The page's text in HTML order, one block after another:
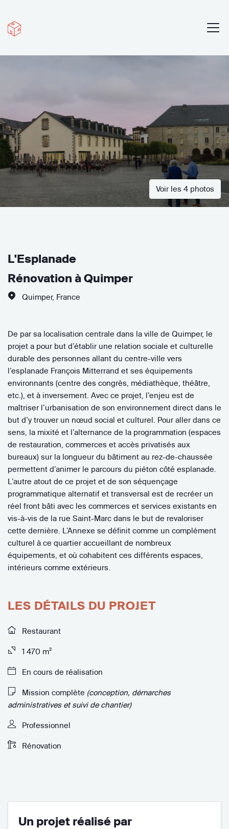
Voir les 4 photos
L'Esplanade
Rénovation à Quimper
Quimper, France
De par sa localisation centrale dans la ville de Quimper, le
projet a pour but d’établir une relation sociale et culturelle
durable des personnes allant du centre-ville vers
l’esplanade François Mitterrand et ses équipements
environnants (centre des congrès, médiathèque, théâtre,
etc.), et à inversement. Avec ce projet, l’enjeu est de
maîtriser l’urbanisation de son environnement direct dans le
but d’y trouver un nœud social et culturel. Pour aller dans ce
sens, la mixité et l’alternance de la programmation (espaces
de restauration, commerces et accès privatisés aux
bureaux) sur la longueur du bâtiment au rez-de-chaussée
permettent d’animer le parcours du piéton côté esplanade.
L’autre atout de ce projet et de son séquençage
programmatique alternatif et transversal est de recréer un
réel front bâti avec les commerces et services existants en
vis-à-vis de la rue Saint-Marc dans le but de revaloriser
cette dernière. L’Annexe se définit comme un complément
culturel à ce quartier accueillant de nombreux
équipements, et où cohabitent ces différents espaces,
intérieurs comme extérieurs.
LES DÉTAILS DU PROJET
Restaurant
1 470 m²
En cours de réalisation
Mission complète (conception, démarches
administratives et suivi de chantier)
Professionnel
Rénovation
Un projet réalisé par